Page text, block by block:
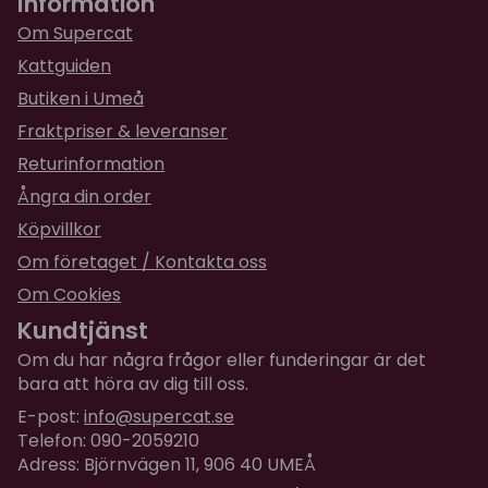
Om Supercat
Kattguiden
Butiken i Umeå
Fraktpriser & leveranser
Returinformation
Ångra din order
Köpvillkor
Om företaget / Kontakta oss
Om Cookies
Kundtjänst
Om du har några frågor eller funderingar är det
bara att höra av dig till oss.
E-post: info@supercat.se
Telefon: 090-2059210
Adress: Björnvägen 11, 906 40 UMEÅ